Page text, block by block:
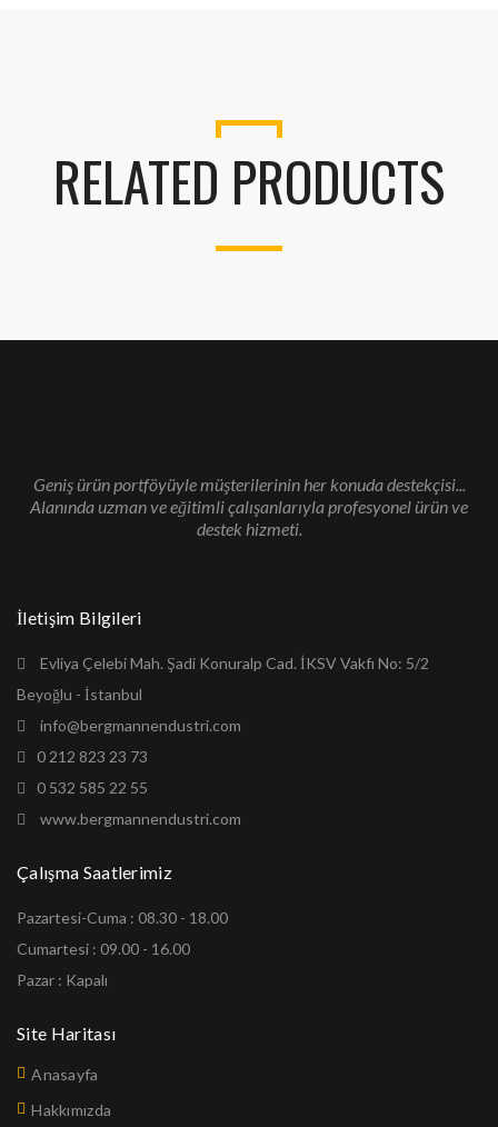
RELATED PRODUCTS
Geniş ürün portföyüyle müşterilerinin her konuda destekçisi...
Alanında uzman ve eğitimli çalışanlarıyla profesyonel ürün ve
destek hizmeti.
İletişim Bilgileri
Evliya Çelebi Mah. Şadi Konuralp Cad. İKSV Vakfı No: 5/2
Beyoğlu - İstanbul
info@bergmannendustri.com
0 212 823 23 73
0 532 585 22 55
www.bergmannendustri.com
Çalışma Saatlerimiz
Pazartesi-Cuma : 08.30 - 18.00
Cumartesi : 09.00 - 16.00
Pazar : Kapalı
Site Haritası
Anasayfa
Hakkımızda